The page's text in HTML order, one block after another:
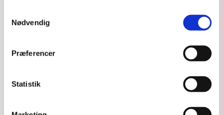
Nødvendig
Præferencer
Statistik
Maleri af Franck Benoualid: NP5-27